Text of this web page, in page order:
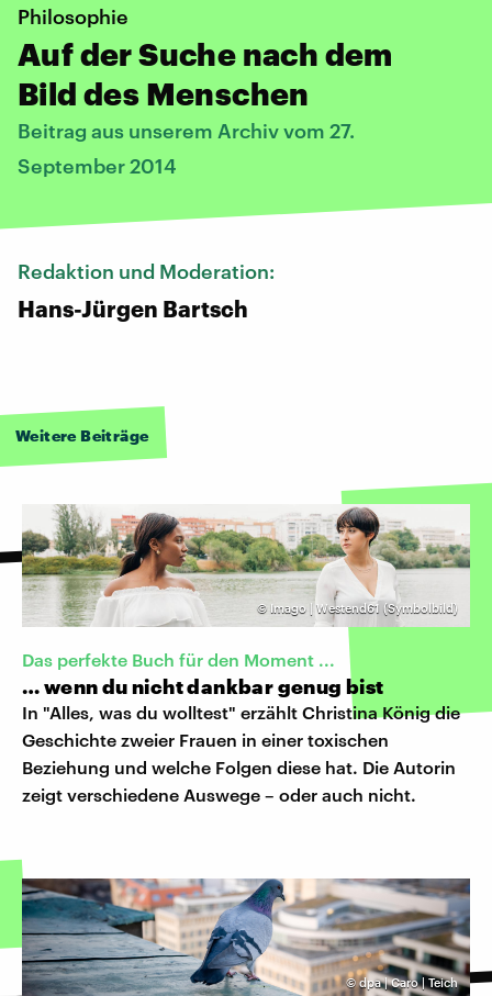
Philosophie
Auf der Suche nach dem
Bild des Menschen
Beitrag aus unserem Archiv vom 27.
September 2014
Redaktion und Moderation:
Hans-Jürgen Bartsch
Weitere Beiträge
© Imago | Westend61 (Symbolbild)
Das perfekte Buch für den Moment ...
… wenn du nicht dankbar genug bist
In "Alles, was du wolltest" erzählt Christina König die
Geschichte zweier Frauen in einer toxischen
Beziehung und welche Folgen diese hat. Die Autorin
zeigt verschiedene Auswege – oder auch nicht.
©dpa | Caro | Teich